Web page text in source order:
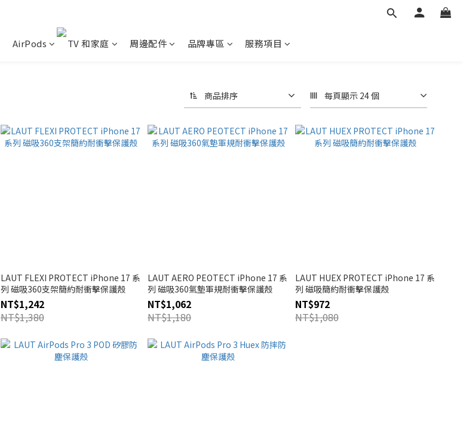
AirPods TV 和家庭 周邊配件 品牌專區 服務項目
商品排序 每頁顯示 24 個
LAUT FLEXI PROTECT iPhone 17 系
列 磁吸360支架簡約耐衝擊保護殼
NT$1,242
NT$1,380
LAUT AERO PEOTECT iPhone 17 系
列 磁吸360氣墊軍規耐衝擊保護殼
NT$1,062
NT$1,180
LAUT HUEX PROTECT iPhone 17 系
列 磁吸簡約耐衝擊保護殼
NT$972
NT$1,080